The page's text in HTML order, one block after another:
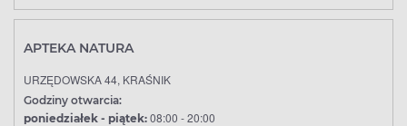
APTEKA NATURA
URZĘDOWSKA 44, KRAŚNIK
Godziny otwarcia:
poniedziałek - piątek: 08:00 - 20:00